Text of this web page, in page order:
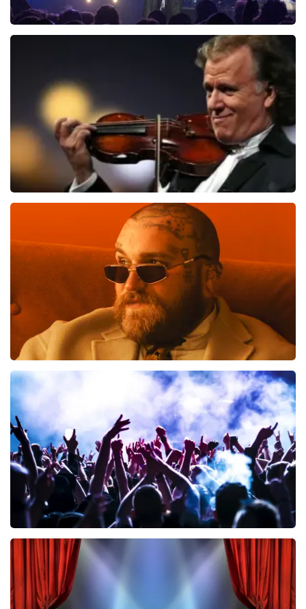
BESTEL NU
laatste 30 minuten
BESTEL NU
Teddy Swims
BESTEL NU
Megadeth
385 laatste 30 minuten
BESTEL NU